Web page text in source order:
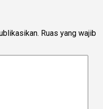
Ruas yang wajib